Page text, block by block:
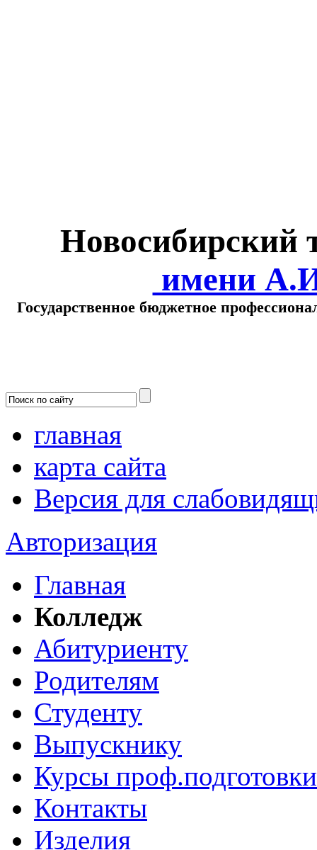
Новосибирский
имени
Государственное бюджетное
главная
карта сайта
Версия для
Авторизация
Главная
Колледж
Абитуриенту
Родителям
Студенту
Выпускнику
Курсы проф.подготовки
Контакты
Изделия